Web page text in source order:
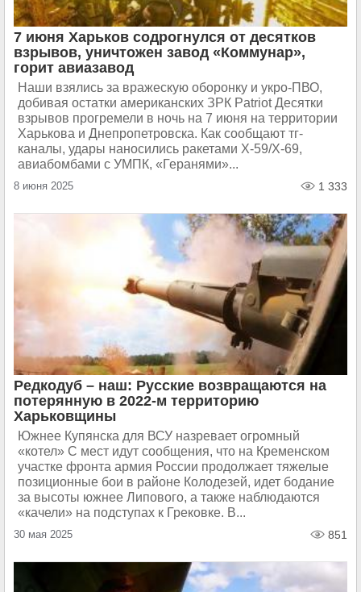
7 июня Харьков содрогнулся от десятков
взрывов, уничтожен завод «Коммунар»,
горит авиазавод
Наши взялись за вражескую оборонку и укро-ПВО,
добивая остатки американских ЗРК Patriot Десятки
взрывов прогремели в ночь на 7 июня на территории
Харькова и Днепропетровска. Как сообщают тг-
каналы, удары наносились ракетами Х-59/Х-69,
авиабомбами с УМПК, «Геранями»...
8 июня 2025 1 333
Редкодуб – наш: Русские возвращаются на
потерянную в 2022-м территорию
Харьковщины
Южнее Купянска для ВСУ назревает огромный
«котел» С мест идут сообщения, что на Кременском
участке фронта армия России продолжает тяжелые
позиционные бои в районе Колодезей, идет бодание
за высоты южнее Липового, а также наблюдаются
«качели» на подступах к Грековке. В...
30 мая 2025 851